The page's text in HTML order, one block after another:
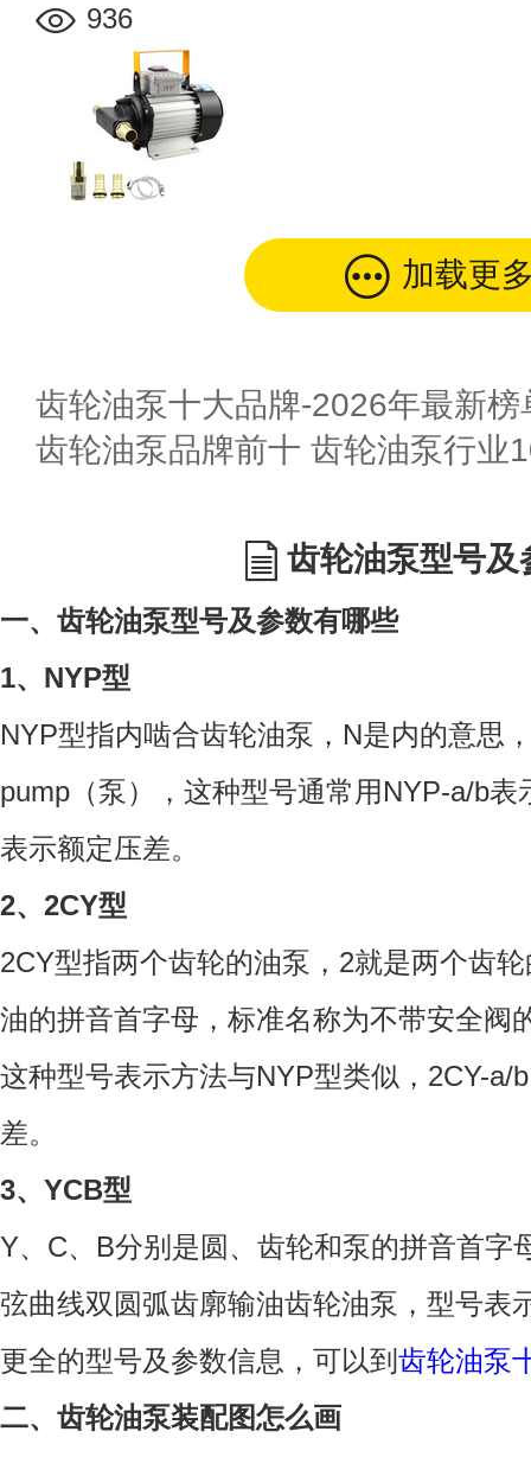
936
加载更
齿轮油泵十大品牌-2026年最新榜
齿轮油泵品牌前十 齿轮油泵行业
齿轮油泵型号及
一、齿轮油泵型号及参数有哪些
1、NYP型
NYP型指内啮合齿轮油泵，N是内的意思
pump（泵），这种型号通常用NYP-a/b
表示额定压差。
2、2CY型
2CY型指两个齿轮的油泵，2就是两个齿
油的拼音首字母，标准名称为不带安全阀
这种型号表示方法与NYP型类似，2CY-a/
差。
3、YCB型
Y、C、B分别是圆、齿轮和泵的拼音首字
弦曲线双圆弧齿廓输油齿轮油泵，型号表
更全的型号及参数信息，可以到 齿轮油泵
二、齿轮油泵装配图怎么画